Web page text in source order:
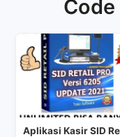
>
Aplikasi Kasir SID